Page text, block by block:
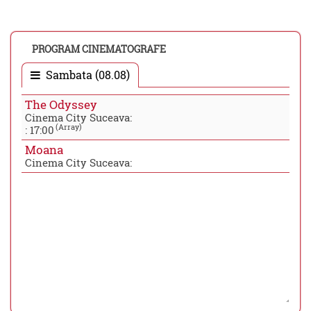
PROGRAM CINEMATOGRAFE
Sambata (08.08)
The Odyssey
Cinema City Suceava:
: 17:00 (Array)
Moana
Cinema City Suceava: